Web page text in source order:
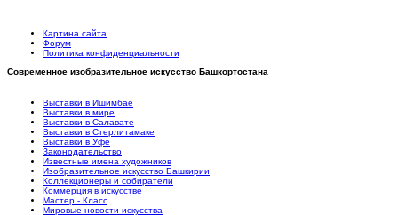
Картина сайта
Форум
Политика конфиденциальности
Современное изобразительное искусство Башкортостана
Выставки в Ишимбае
Выставки в мире
Выставки в Салавате
Выставки в Стерлитамаке
Выставки в Уфе
Законодательство
Известные имена художников
Изобразительное искусство Башкирии
Коллекционеры и собиратели
Коммерция в искусстве
Мастер - Класс
Мировые новости искусства